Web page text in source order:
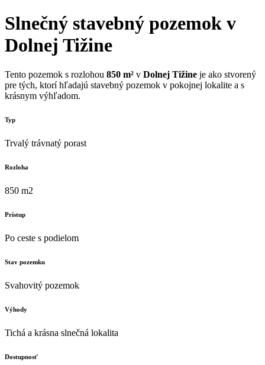
Slnečný stavebný pozemok v
Dolnej Tižine
Tento pozemok s rozlohou 850 m² v Dolnej Tižine je ako stvorený
pre tých, ktorí hľadajú stavebný pozemok v pokojnej lokalite a s
krásnym výhľadom.
Typ
Trvalý trávnatý porast
Rozloha
850 m2
Prístup
Po ceste s podielom
Stav pozemku
Svahovitý pozemok
Výhody
Tichá a krásna slnečná lokalita
Dostupnosť